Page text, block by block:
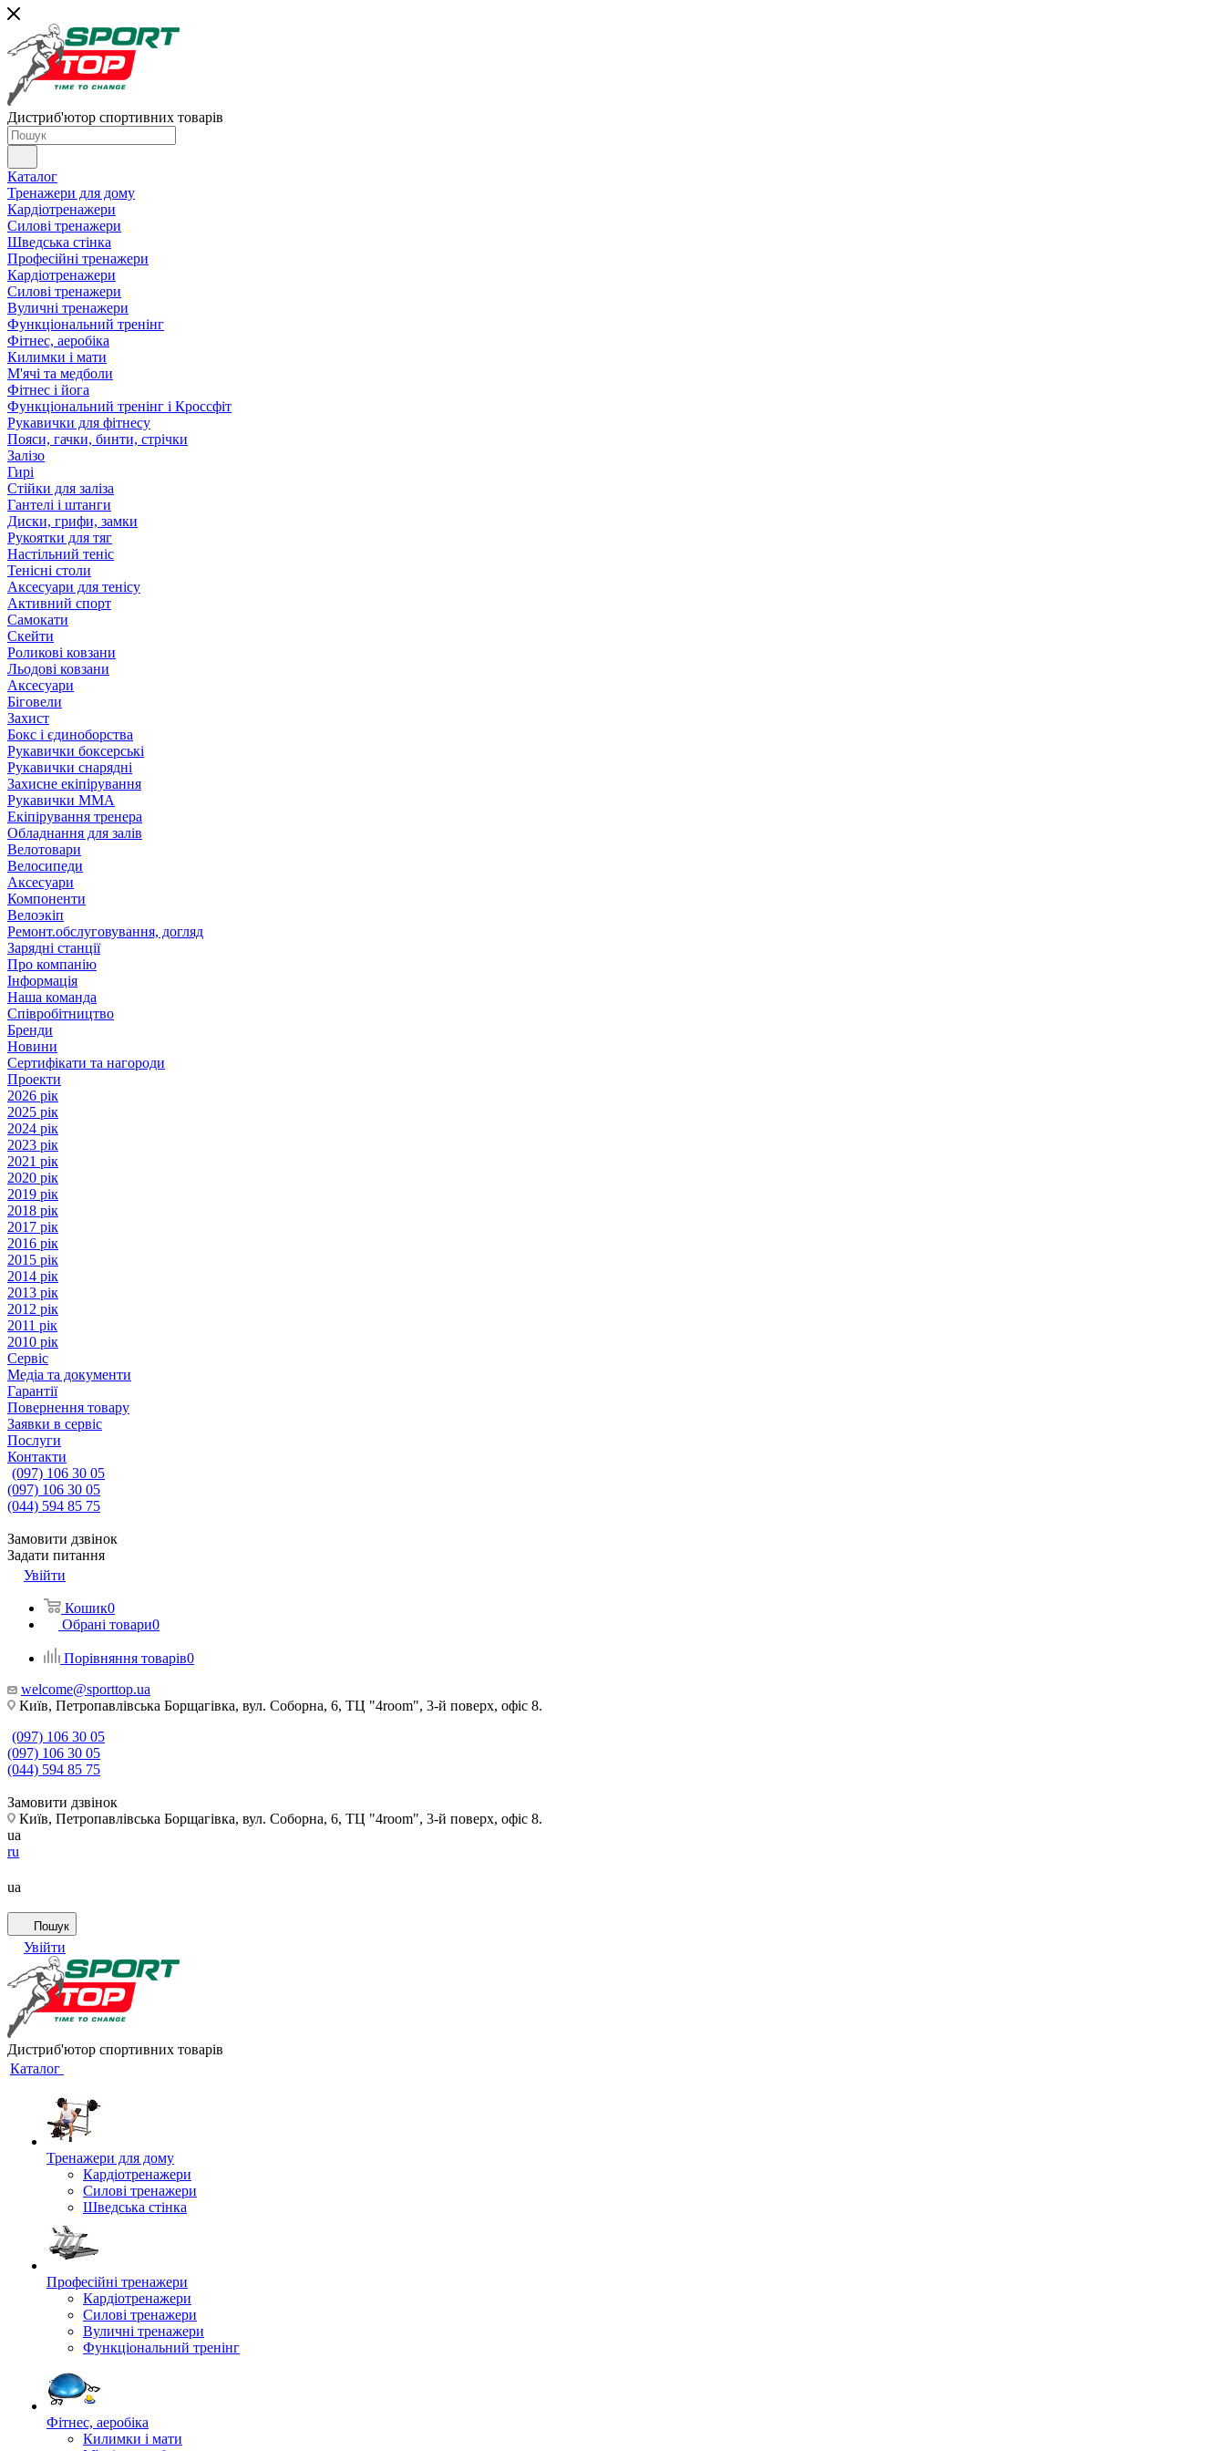
Дистриб'ютор спортивних товарів
Каталог
Тренажери для дому
Кардіотренажери
Силові тренажери
Шведська стінка
Професійні тренажери
Кардіотренажери
Силові тренажери
Вуличні тренажери
Функціональний тренінг
Фітнес, аеробіка
Килимки і мати
М'ячі та медболи
Фітнес і йога
Функціональний тренінг і Кроссфіт
Рукавички для фітнесу
Пояси, гачки, бинти, стрічки
Залізо
Гирі
Стійки для заліза
Гантелі і штанги
Диски, грифи, замки
Рукоятки для тяг
Настільний теніс
Тенісні столи
Аксесуари для тенісу
Активний спорт
Самокати
Скейти
Роликові ковзани
Льодові ковзани
Аксесуари
Біговели
Захист
Бокс і єдиноборства
Рукавички боксерські
Рукавички снарядні
Захисне екіпірування
Рукавички ММА
Екіпірування тренера
Обладнання для залів
Велотовари
Велосипеди
Аксесуари
Компоненти
Велоэкіп
Ремонт.обслуговування, догляд
Зарядні станції
Про компанію
Інформація
Наша команда
Співробітництво
Бренди
Новини
Сертифікати та нагороди
Проекти
2026 рік
2025 рік
2024 рік
2023 рік
2021 рік
2020 рік
2019 рік
2018 рік
2017 рік
2016 рік
2015 рік
2014 рік
2013 рік
2012 рік
2011 рік
2010 рік
Сервіс
Медіа та документи
Гарантії
Повернення товару
Заявки в сервіс
Послуги
Контакти
(097) 106 30 05
(097) 106 30 05
(044) 594 85 75
Замовити дзвінок
Задати питання
Увійти
Кошик0
Обрані товари0
Порівняння товарів0
welcome@sporttop.ua
Київ, Петропавлівська Борщагівка, вул. Соборна, 6, ТЦ "4room", 3-й поверх, офіс 8.
(097) 106 30 05
(097) 106 30 05
(044) 594 85 75
Замовити дзвінок
Київ, Петропавлівська Борщагівка, вул. Соборна, 6, ТЦ "4room", 3-й поверх, офіс 8.
ua
ru
ua
Пошук
Увійти
Дистриб'ютор спортивних товарів
Каталог
Тренажери для дому
Кардіотренажери
Силові тренажери
Шведська стінка
Професійні тренажери
Кардіотренажери
Силові тренажери
Вуличні тренажери
Функціональний тренінг
Фітнес, аеробіка
Килимки і мати